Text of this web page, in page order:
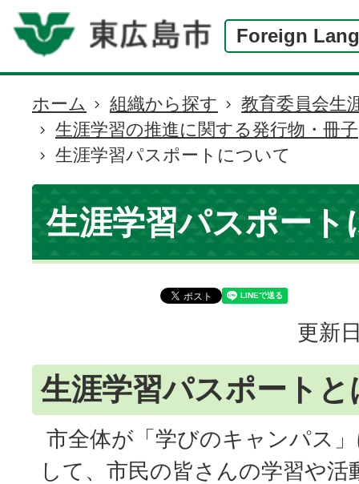
Foreign
現
在
の
位
ホーム 組織から探す
教育委員会生
生涯学習の推進に関する発行物・冊子
生涯学習パスポートについて
生涯学習パスポート
更新
生涯学習パスポートと
市全体が「学びのキャンパス
して、市民の皆さんの学習や活